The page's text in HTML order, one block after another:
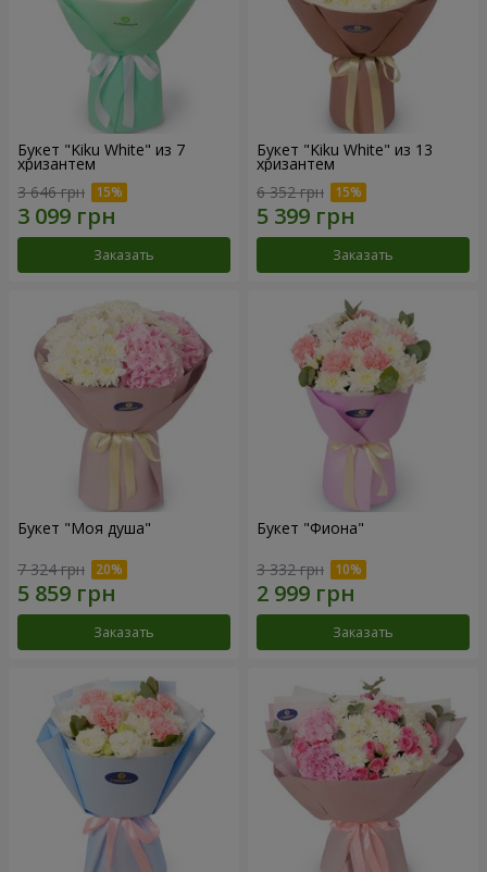
Букет "Kiku White" из 7
хризантем
3 646 грн
Заказать
Букет "Kiku White" из 13
хризантем
6 352 грн
Заказать
Букет "Моя душа"
7 324 грн
Заказать
Букет "Фиона"
3 332 грн
Заказать